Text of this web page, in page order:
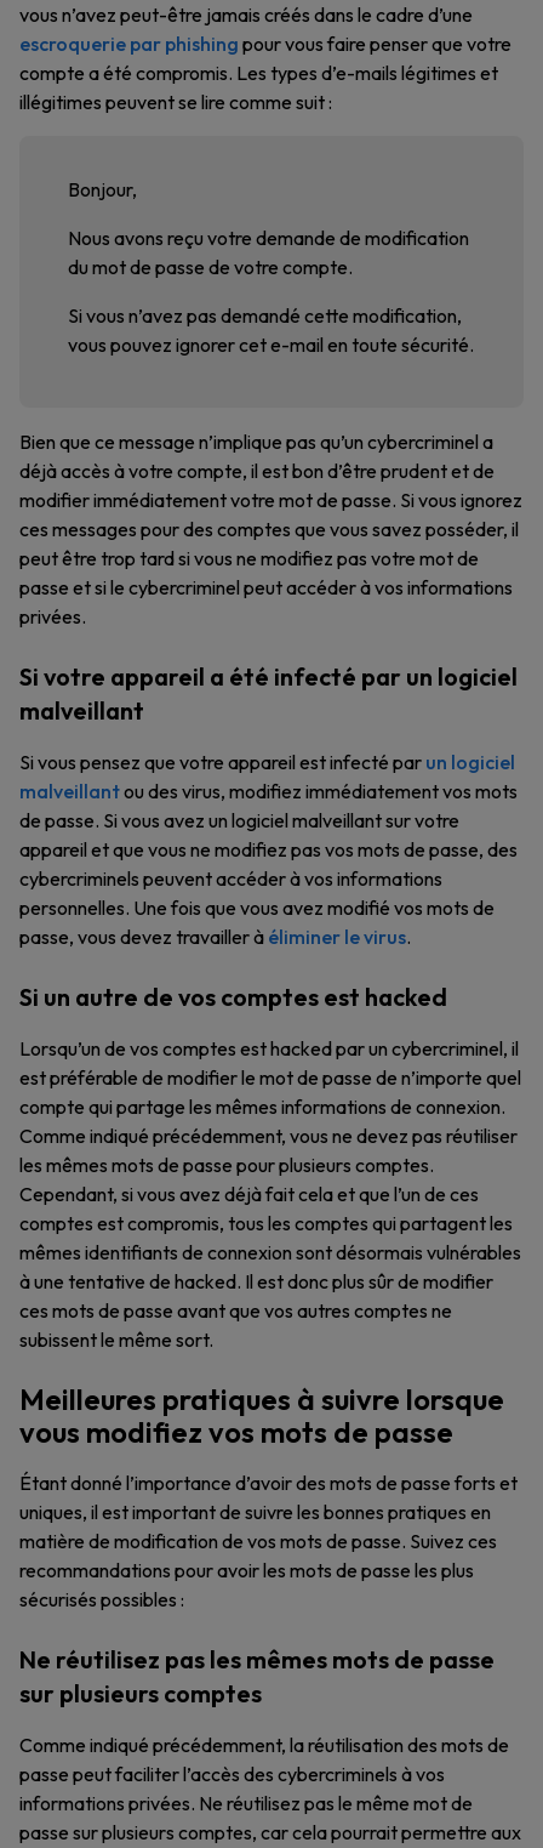
vous n’avez peut-être jamais créés dans le cadre d’une
escroquerie par phishing pour vous faire penser que votre
compte a été compromis. Les types d’e-mails légitimes et
illégitimes peuvent se lire comme suit :
Bonjour,
Nous avons reçu votre demande de modification
du mot de passe de votre compte.
Si vous n’avez pas demandé cette modification,
vous pouvez ignorer cet e-mail en toute sécurité.
Bien que ce message n’implique pas qu’un cybercriminel a
déjà accès à votre compte, il est bon d’être prudent et de
modifier immédiatement votre mot de passe. Si vous ignorez
ces messages pour des comptes que vous savez posséder, il
peut être trop tard si vous ne modifiez pas votre mot de
passe et si le cybercriminel peut accéder à vos informations
privées.
Si votre appareil a été infecté par un logiciel
malveillant
Si vous pensez que votre appareil est infecté par un logiciel
malveillantou des virus, modifiez immédiatement vos mots
de passe. Si vous avez un logiciel malveillant sur votre
appareil et que vous ne modifiez pas vos mots de passe, des
cybercriminels peuvent accéder à vos informations
personnelles. Une fois que vous avez modifié vos mots de
passe, vous devez travailler à éliminer le virus.
Si un autre de vos comptes est hacked
Lorsqu’un de vos comptes est hacked par un cybercriminel, il
est préférable de modifier le mot de passe de n’importe quel
compte qui partage les mêmes informations de connexion.
Comme indiqué précédemment, vous ne devez pas réutiliser
les mêmes mots de passe pour plusieurs comptes.
Cependant, si vous avez déjà fait cela et que l’un de ces
comptes est compromis, tous les comptes qui partagent les
mêmes identifiants de connexion sont désormais vulnérables
à une tentative de hacked. Il est donc plus sûr de modifier
ces mots de passe avant que vos autres comptes ne
subissent le même sort.
Meilleures pratiques à suivre lorsque
vous modifiez vos mots de passe
Étant donné l’importance d’avoir des mots de passe forts et
uniques, il est important de suivre les bonnes pratiques en
matière de modification de vos mots de passe. Suivez ces
recommandations pour avoir les mots de passe les plus
sécurisés possibles :
Ne réutilisez pas les mêmes mots de passe
sur plusieurs comptes
Comme indiqué précédemment, la réutilisation des mots de
passe peut faciliter l’accès des cybercriminels à vos
informations privées. Ne réutilisez pas le même mot de
passe sur plusieurs comptes, car cela pourrait permettre aux